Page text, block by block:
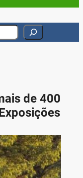
de 400